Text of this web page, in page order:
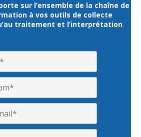
sur l’ensemble de la chaîne de
à vos outils de collecte
traitement et l’interprétation